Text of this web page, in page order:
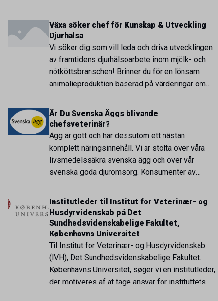
erbjuda en fantastisk möjlighet till
vidareutbildning hos oss i Helsingborg.
Beskrivning av arbetsplatsen: Evidensia
Specialisthästsjukhuset Helsingborg är Sveriges
[…]
Växa söker chef för Kunskap & Utveckling
Djurhälsa
Vi söker dig som vill leda och driva utvecklingen
av framtidens djurhälsoarbete inom mjölk- och
nötköttsbranschen! Brinner du för en lönsam
animalieproduktion baserad på värderingar om
djurhälsovård? Är du en ledare som prioriterar
samverkan och samarbete? Då kan du vara rätt
person att leda Växa Sveriges utvecklingsarbete
inom djurhälsa och djurvälfärd […]
Är Du Svenska Äggs blivande
chefsveterinär?
Ägg är gott och har dessutom ett nästan
komplett näringsinnehåll. Vi är stolta över våra
livsmedelssäkra svenska ägg och över vår
svenska goda djuromsorg. Konsumenter av
är salmonellafria och att ingen antibiotika
används i produktionen. Ursprungsmärkningen
Från Sverige innebär att äggen är certifierade och
att produktionen […]
Institutleder til Institut for Veterinær- og
Husdyrvidenskab på Det
Sundhedsvidenskabelige Fakultet,
Københavns Universitet
Til Institut for Veterinær- og Husdyrvidenskab
(IVH), Det Sundhedsvidenskabelige Fakultet,
Københavns Universitet, søger vi en institutleder,
der motiveres af at tage ansvar for instituttets